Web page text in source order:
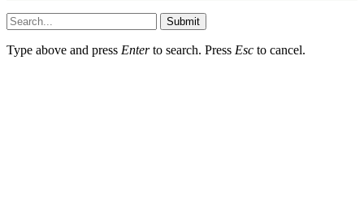
Submit
Type above and press Enterto search. Press Esc to cancel.